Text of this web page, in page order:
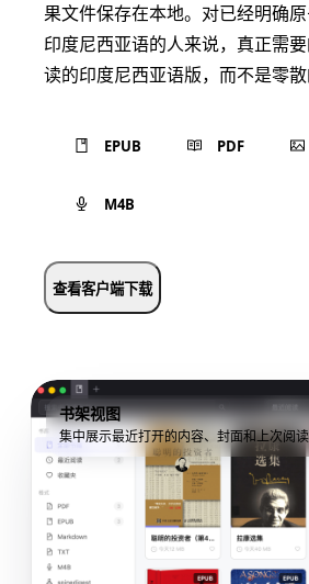
果文件保存在本地。对已经明确
印度尼西亚语的人来说，真正需
读的印度尼西亚语版，而不是零散
EPUB PDF
M4B
查看客户端下载
书架视图
集中展示最近打开的内容、封面和上次阅